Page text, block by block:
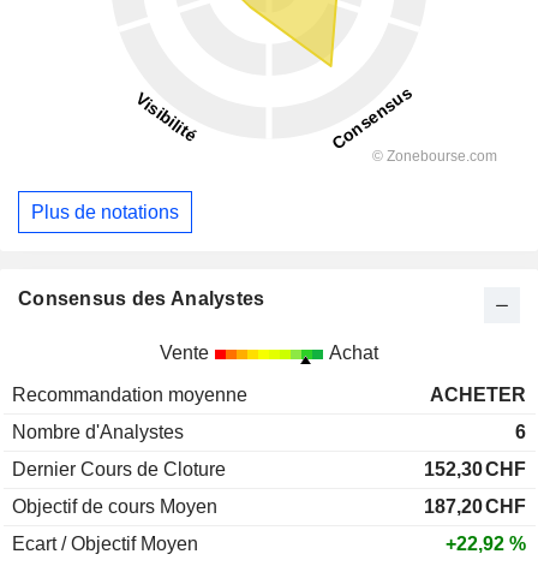
Plus de notations
Consensus des Analystes
Vente Achat
Recommandation moyenne
ACHETER
Nombre d'Analystes
6
Dernier Cours de Cloture
152,30CHF
Objectif de cours Moyen
187,20CHF
Ecart / Objectif Moyen
+22,92 %